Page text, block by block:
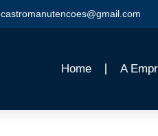
castromanutencoes@gmail.com
Home A